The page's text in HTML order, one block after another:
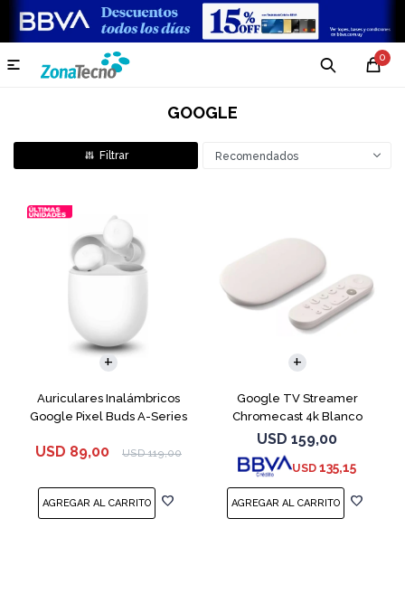
0

GOOGLE
Recomendados
Auriculares Inalámbricos
Google Pixel Buds A-Series
USD 89,00 USD 119,00
Google TV Streamer
Chromecast 4k Blanco
USD 159,00
USD 135,15